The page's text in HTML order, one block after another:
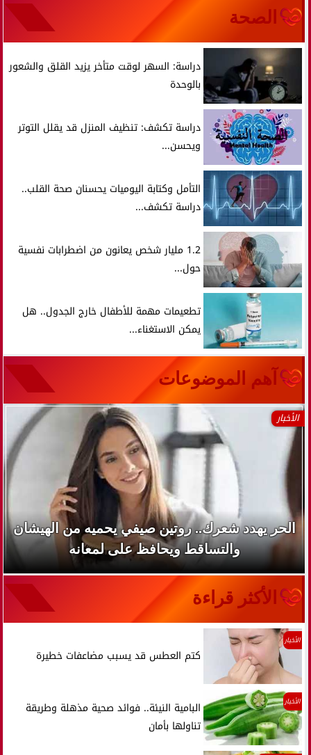
الصحة
دراسة: السهر لوقت متأخر يزيد القلق والشعور
بالوحدة
دراسة تكشف: تنظيف المنزل قد يقلل التوتر
ويحسن...
التأمل وكتابة اليوميات يحسنان صحة القلب..
دراسة تكشف...
1.2 مليار شخص يعانون من اضطرابات نفسية
حول...
تطعيمات مهمة للأطفال خارج الجدول.. هل
يمكن الاستغناء...
آهم الموضوعات
الأخبار
الحر يهدد شعرك.. روتين صيفي يحميه من الهيشان
والتساقط ويحافظ على لمعانه
الأكثر قراءة
الأخبار
كتم العطس قد يسبب مضاعفات خطيرة
الأخبار
البامية النيئة.. فوائد صحية مذهلة وطريقة
تناولها بأمان